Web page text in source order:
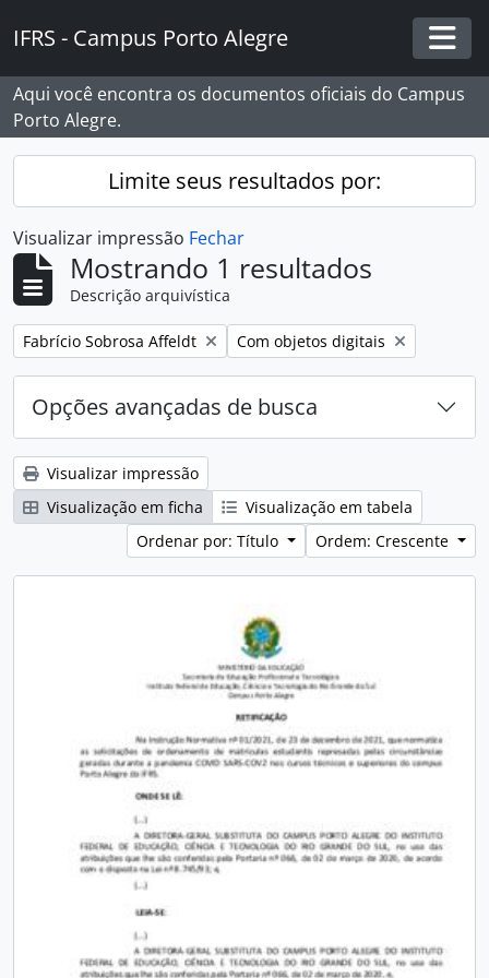
IFRS - Campus Porto Alegre
Aqui você encontra os documentos oficiais do Campus
Porto Alegre.
Limite seus resultados por:
Visualizar impressão Fechar
Mostrando 1 resultados
Descrição arquivística
Remover filtro:
Fabrício Sobrosa Affeldt Remover filtro:
Com objetos digitais
Opções avançadas de busca
Visualizar impressão
Visualização em ficha
Visualização em tabela
Ordenar por: Título
Ordem: Crescente